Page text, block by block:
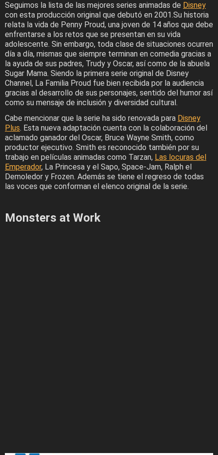
Seguimos la lista de las mejores series animadas de Disney
con esta producción original que debutó en 2001.Su historia
relata la vida de Penny Proud, una joven de 14 años que debe
enfrentarse a los retos que se presentan en su vida
adolescente. Sin embargo, toda clase de situaciones ocurren
día a día, mismas que siempre terminan en comedia gracias a
la ayuda de sus padres, Trudy y Oscar, así como de la abuela
Sugar Mama. Siendo la primera serie original de Disney
Channel, La Familia Proud fue bien recibida por la audiencia
gracias al desarrollo de sus personajes, sentido del humor así
como su mensaje de inclusión y diversidad cultural.
Cabe mencionar que la serie ha sido renovada para Disney
Plus. Esta nueva adaptación cuenta con la colaboración del
aclamado ganador del Oscar, Bruce Wayne Smith, como
productor ejecutivo. Smith es reconocido también por su
trabajo en películas animadas como Tarzan, Las locuras del
Emperador, La Princesa y el Sapo, Space-Jam, Ralph el
Demoledor y Frozen. Además se tiene el regreso de todas
las voces que conforman el elenco original de la serie.
Monsters at Work